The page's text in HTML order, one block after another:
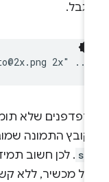
שלא
התמונה
מכשיר, ללא קשר